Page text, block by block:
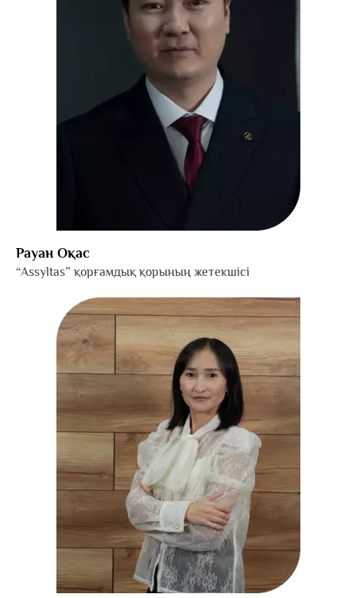
Рауан Оқас
“Assyltas” қорғамдық қорының жетекшісі